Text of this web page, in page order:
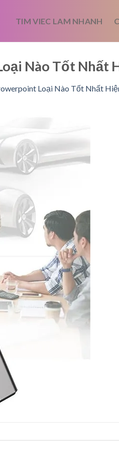
TIM VIEC LAM NHANH
Nào Tốt Nhất
Loại Nào Tốt Nhất